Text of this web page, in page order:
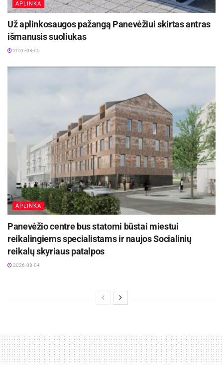
APLINKA
Už aplinkosaugos pažangą Panevėžiui skirtas antras
išmanusis suoliukas
2026-08-05
APLINKA
Panevėžio centre bus statomi būstai miestui
reikalingiems specialistams ir naujos Socialinių
reikalų skyriaus patalpos
2026-08-04